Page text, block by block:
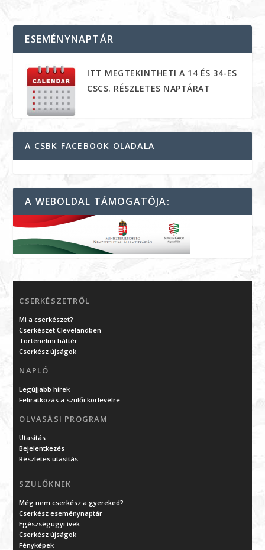
ESEMÉNYNAPTÁR
ITT MEGTEKINTHETI A 14 ÉS 34-ES
CSCS. RÉSZLETES NAPTÁRAT
A CSBK FACEBOOK OLADALA
A WEBOLDAL TÁMOGATÓJA:
CSERKÉSZETRŐL
Mi a cserkészet?
Cserkészet Clevelandben
Történelmi háttér
Cserkész újságok
NAPLÓ
Legújjabb hírek
Feliratkozás a szülői körlevélre
OLVASÁSI PROGRAM
Utasítás
Bejelentkezés
Részletes utasítás
SZÜLŐKNEK
Még nem cserkész a gyereked?
Cserkész eseménynaptár
Egészségügyi ívek
Cserkész újságok
Fényképek